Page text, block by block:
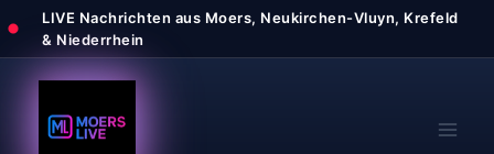
Inhalt
springen